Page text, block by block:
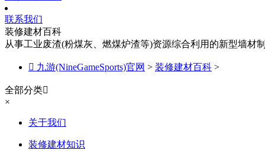
联系我们
装修建材百科
从事工业废渣(粉煤灰、燃煤炉渣等)资源综合利用的新型墙材
 九游(NineGameSports)官网 > 装修建材百科 >
全部分类
×
关于我们
装修建材知识